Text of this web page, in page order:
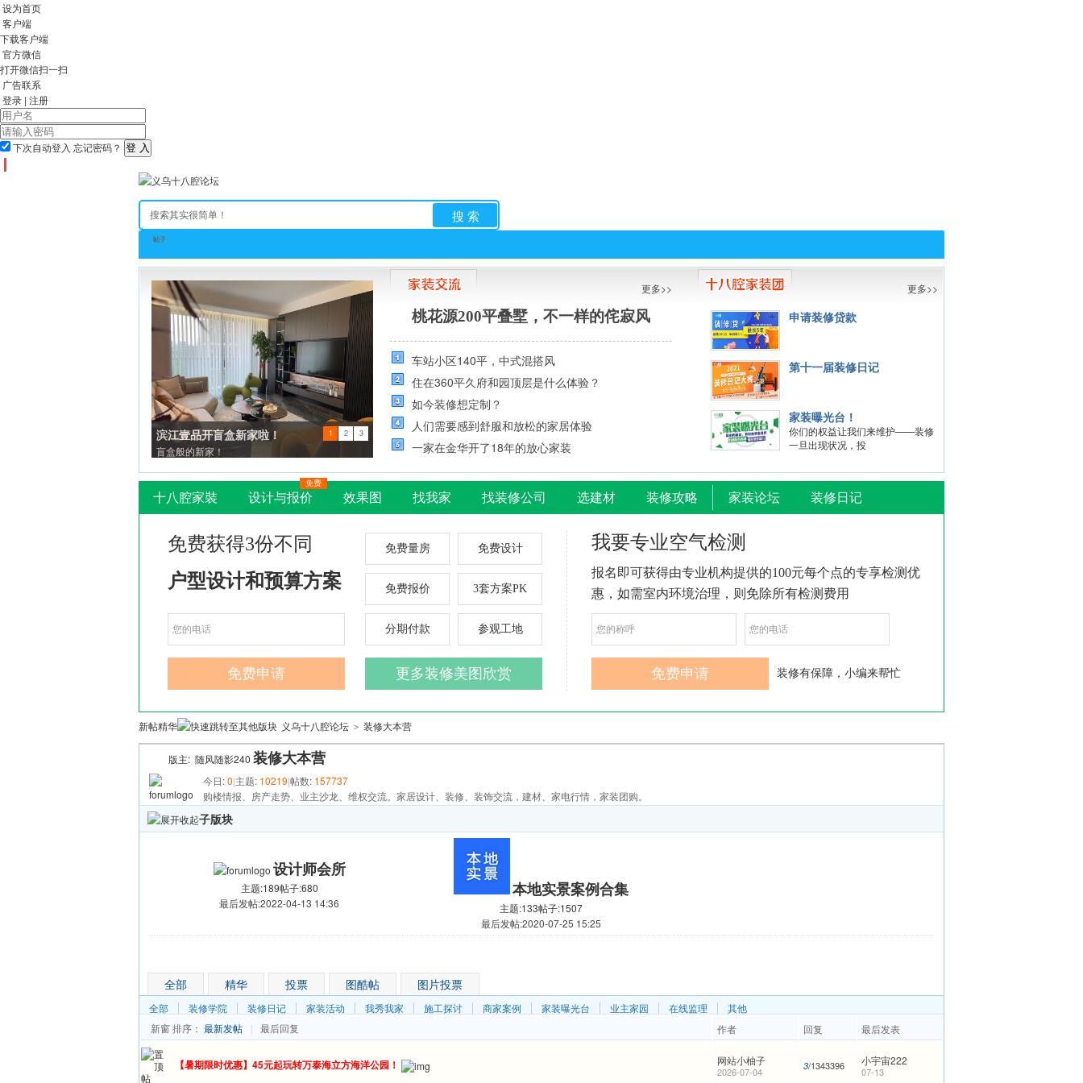
设为首页
客户端
下载客户端
官方微信
打开微信扫一扫
广告联系
登录 | 注册
下次自动登入 忘记密码？
帖子
搜 索
全站首页 论坛 房产 相亲 亲子
滨江壹品开盲盒新家啦！
1 2 3
更多>>
桃花源200平叠墅，不一样的侘寂风
车站小区140平，中式混搭风
住在360平久府和园顶层是什么体验？
如今装修想定制？
人们需要感到舒服和放松的家居体验
一家在金华开了18年的放心家装
更多>>
申请装修贷款
第十一届装修日记
家装曝光台！
你们的权益让我们来维护——装修
一旦出现状况，投
十八腔家裝 设计与报价
免费
效果图 找我家 找装修公司 选建材 装修攻略 家装论坛 装修日记
新帖精华 义乌十八腔论坛 > 装修大本营
版主: 随风随影240 装修大本营
今日:0|主题: 10219|帖数: 157737
购楼情报、房产走势、业主沙龙、维权交流。家居设计、装修、装饰交流，建材、家电行情，家装团购。
子版块
设计师会所
主题:189帖子:680
最后发帖:2022-04-13 14:36
本地实景案例合集
主题:133帖子:1507
最后发帖:2020-07-25 15:25
全部 精华 投票 图酷帖 图片投票
全部 装修学院 装修日记 家装活动 我秀我家 施工探讨 商家案例 家装曝光台 业主家园 在线监理
其他
新窗排序： 最新发帖 最后回复 作者 回复 最后发表
【暑期限时优惠】45元起玩转万泰海立方海洋公园！ 网站小柚子
2026-07-04 3/1343396 小宇宙222
07-13